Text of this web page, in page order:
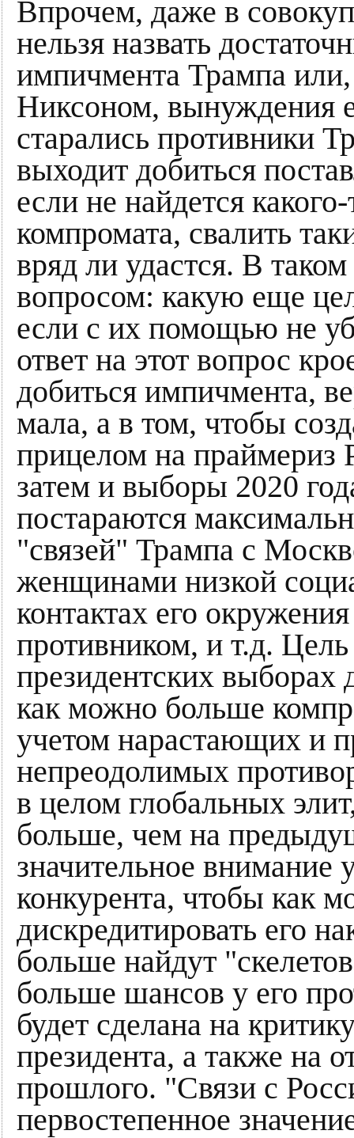
Впрочем, даже в
нельзя назвать
импичмента Трампа
Никсоном, вынуждения
старались противники
выходит добиться
если не найдется
компромата, свалить
вряд ли удастся. В
вопросом: какую еще
если с их помощью не
ответ на этот вопрос
добиться импичмента,
мала, а в том, чтобы
прицелом на праймериз
затем и выборы 2020
постараются
"связей" Трампа с
женщинами низкой
контактах его
противником, и т.д.
президентских выборах
как можно больше
учетом нарастающих и
непреодолимых
в целом глобальных
больше, чем на
значительное внимание
конкурента, чтобы как
дискредитировать его
больше найдут
больше шансов у его
будет сделана на
президента, а также на
прошлого. "Связи с
первостепенное